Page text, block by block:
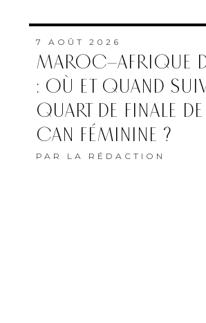
7 AOÛT 2026
MAROC–AFRIQUE
: OÙ ET QUAND
QUART DE FINALE
CAN FÉMININE ?
PAR LA RÉDACTION